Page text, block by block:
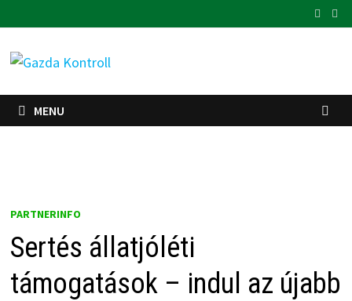
to
content
MENU
PARTNERINFO
Sertés állatjóléti
támogatások – indul az újabb